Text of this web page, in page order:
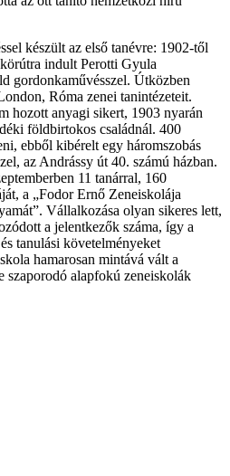
készült az első tanévre: 1902-től
indult Perotti Gyula
gordonkaművésszel. Útközben
Róma zenei tanintézeteit.
hozott anyagi sikert, 1903 nyarán
földbirtokos családnál. 400
ebből kibérelt egy háromszobás
az Andrássy út 40. számú házban.
11 tanárral, 160
a „Fodor Ernő Zeneiskolája
Vállalkozása olyan sikeres lett,
a jelentkezők száma, így a
tanulási követelményeket
hamarosan mintává vált a
szaporodó alapfokú zeneiskolák